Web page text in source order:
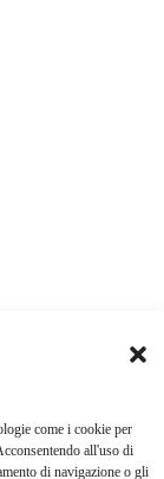
come i cookie per
all'uso di
di navigazione o gli